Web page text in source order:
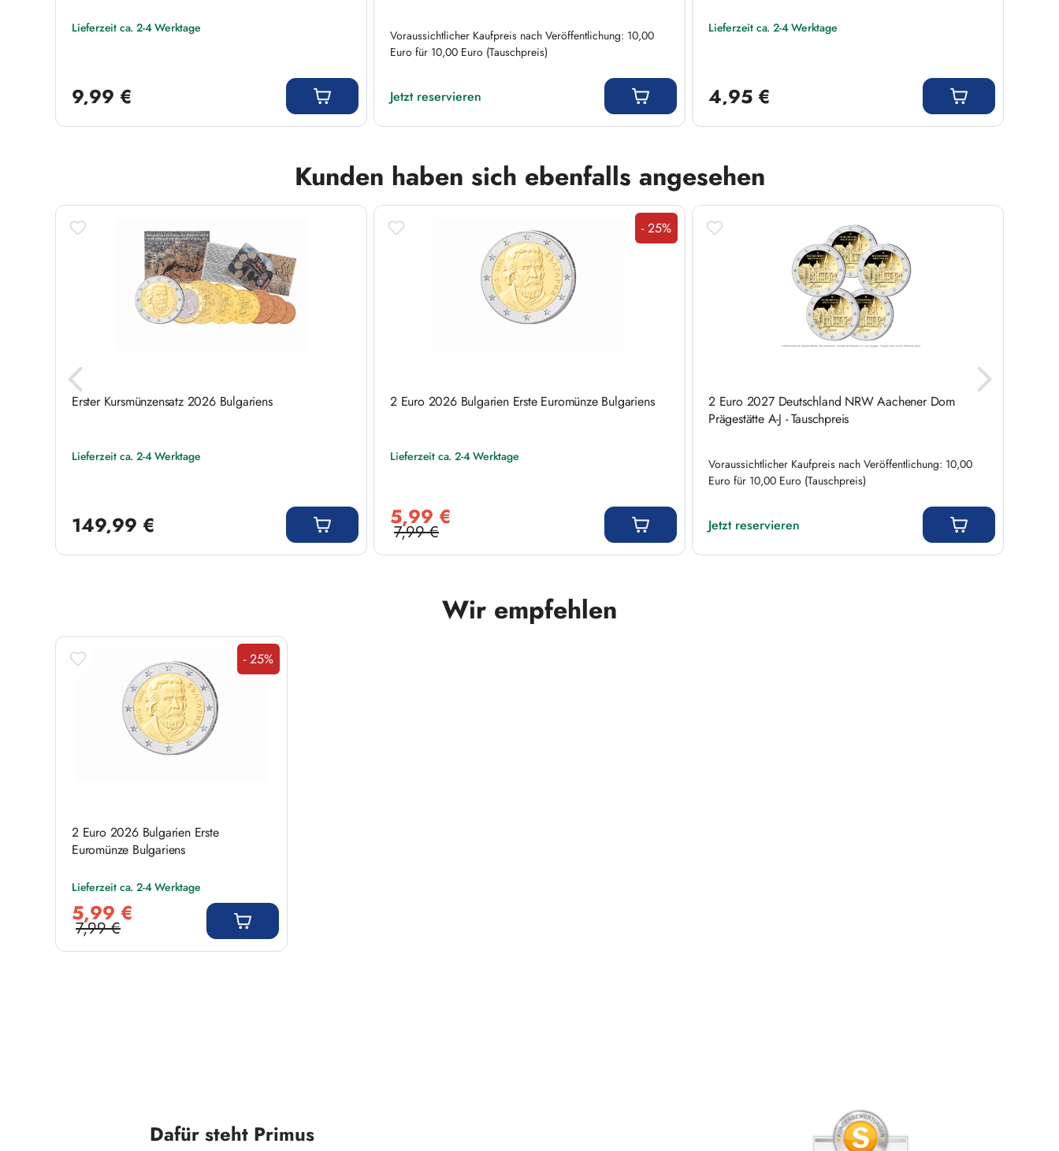
Lieferzeit ca. 2-4 Werktage
9,99 €
Voraussichtlicher Kaufpreis nach Veröffentlichung: 10,00
Euro für 10,00 Euro (Tauschpreis)
Jetzt reservieren
Lieferzeit ca. 2-4 Werktage
4,95 €
Kunden haben sich ebenfalls angesehen
Erster Kursmünzensatz 2026 Bulgariens
Lieferzeit ca. 2-4 Werktage
149,99 €
Rabatt
- 25%
2 Euro 2026 Bulgarien Erste Euromünze Bulgariens
Lieferzeit ca. 2-4 Werktage
5,99 €
Regulärer Preis:
7,99 €
2 Euro 2027 Deutschland NRW Aachener Dom
Prägestätte A-J - Tauschpreis
Voraussichtlicher Kaufpreis nach Veröffentlichung: 10,00
Euro für 10,00 Euro (Tauschpreis)
Jetzt reservieren
Wir empfehlen
Produktgalerie überspringen
Rabatt
- 25%
2 Euro 2026 Bulgarien Erste
Euromünze Bulgariens
Lieferzeit ca. 2-4 Werktage
5,99 €
Regulärer Preis:
7,99 €
Dafür steht Primus